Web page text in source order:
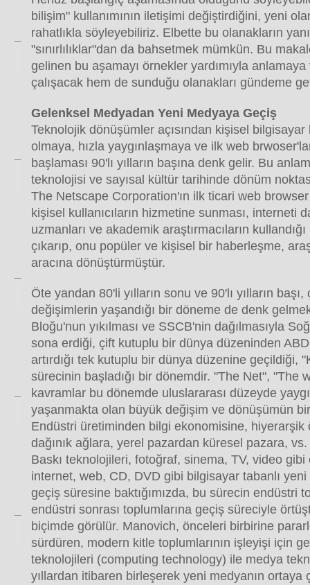
bilişim" kullanımının iletişimi değiştirdiğini, yeni
rahatlıkla söyleyebiliriz. Elbette bu olanakların
"sınırlılıklar"dan da bahsetmek mümkün. Bu
gelinen bu aşamayı örnekler yardımıyla
çalışacak hem de sunduğu olanakları gündeme
Gelenksel Medyadan Yeni Medyaya Geçiş
Teknolojik dönüşümler açısından kişisel bilgisayar
olmaya, hızla yaygınlaşmaya ve ilk web
başlaması 90'lı yılların başına denk gelir. Bu
teknolojisi ve sayısal kültür tarihinde dönüm
The Netscape Corporation'ın ilk ticari web
kişisel kullanıcıların hizmetine sunması, interneti
uzmanları ve akademik araştırmacıların
çıkarıp, onu popüler ve kişisel bir haberleşme,
aracına dönüştürmüştür.
Öte yandan 80'li yılların sonu ve 90'lı yılların
değişimlerin yaşandığı bir döneme de denk
Bloğu'nun yıkılması ve SSCB'nin dağılmasıyla
sona erdiği, çift kutuplu bir dünya düzeninden
artırdığı tek kutuplu bir dünya düzenine geçildiği,
sürecinin başladığı bir dönemdir. "The Net", "The
kavramlar bu dönemde uluslararası düzeyde
yaşanmakta olan büyük değişim ve dönüşümün
Endüstri üretiminden bilgi ekonomisine, hiyerarşik
dağınık ağlara, yerel pazardan küresel pazara, vs.
Baskı teknolojileri, fotoğraf, sinema, TV, video
internet, web, CD, DVD gibi bilgisayar tabanlı yeni
geçiş süresine baktığımızda, bu sürecin endüstri
endüstri sonrası toplumlarına geçiş süreciyle
biçimde görülür. Manovich, önceleri birbirine
sürdüren, modern kitle toplumlarının işleyişi için
teknolojileri (computing technology) ile medya
yıllardan itibaren birleşerek yeni medyanın ortaya